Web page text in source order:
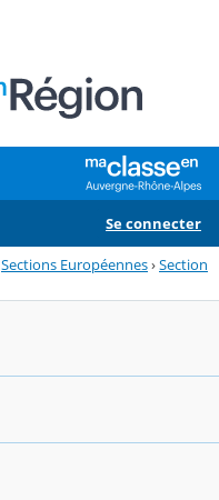
Se connecter
Sections Européennes›Section